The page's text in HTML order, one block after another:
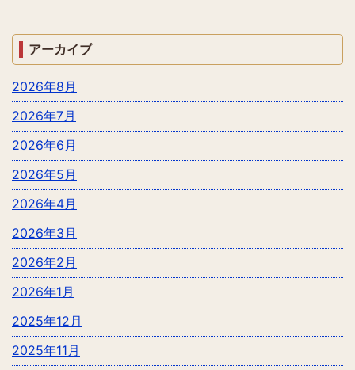
アーカイブ
2026年8月
2026年7月
2026年6月
2026年5月
2026年4月
2026年3月
2026年2月
2026年1月
2025年12月
2025年11月